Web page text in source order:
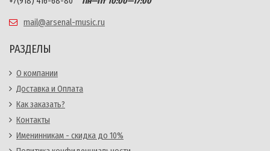
mail@arsenal-music.ru
РАЗДЕЛЫ
О компании
Доставка и Оплата
Как заказать?
Контакты
Именинникам - скидка до 10%